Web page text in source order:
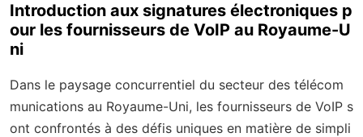
Introduction aux signatures électroniques p
our les fournisseurs de VoIP au Royaume-U
ni
Dans le paysage concurrentiel du secteur des télécom
munications au Royaume-Uni, les fournisseurs de VoIP s
ont confrontés à des défis uniques en matière de simpli